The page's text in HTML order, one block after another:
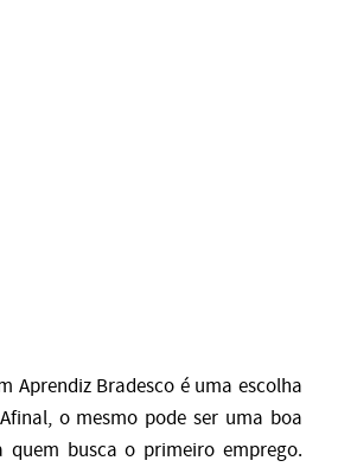
Aprendiz Bradesco é uma escolha
o mesmo pode ser uma boa
quem busca o primeiro emprego.